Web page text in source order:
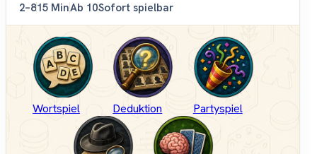
2–815 MinAb 10Sofort spielbar
Wortspiel Deduktion Partyspiel